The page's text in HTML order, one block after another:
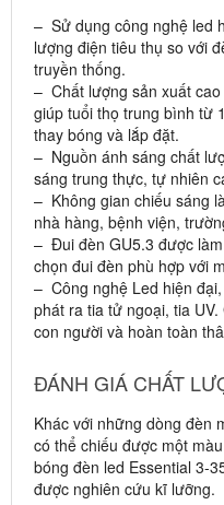
– Sử dụng công nghệ led
lượng điện tiêu thụ so với
truyền thống.
– Chất lượng sản xuất
giúp tuổi thọ trung bình từ
thay bóng và lắp đặt.
– Nguồn ánh sáng chất
sáng trung thực, tự nhiên
– Không gian chiếu sáng
nhà hàng, bệnh viện,
– Đui đèn GU5.3 được
chọn đui đèn phù hợp với
– Công nghệ Led hiện
phát ra tia tử ngoại, tia
con người và hoàn toàn
ĐÁNH GIÁ CHẤT
Khác với những dòng đèn
có thể chiếu được một
bóng đèn led Essential 3-
được nghiên cứu kĩ lưỡng.